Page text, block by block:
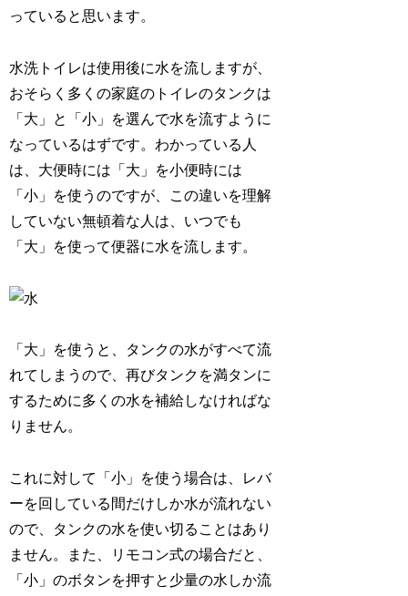
っていると思います。
水洗トイレは使用後に水を流しますが、
おそらく多くの家庭のトイレのタンクは
「大」と「小」を選んで水を流すように
なっているはずです。わかっている人
は、大便時には「大」を小便時には
「小」を使うのですが、この違いを理解
していない無頓着な人は、いつでも
「大」を使って便器に水を流します。
「大」を使うと、タンクの水がすべて流
れてしまうので、再びタンクを満タンに
するために多くの水を補給しなければな
りません。
これに対して「小」を使う場合は、レバ
ーを回している間だけしか水が流れない
ので、タンクの水を使い切ることはあり
ません。また、リモコン式の場合だと、
「小」のボタンを押すと少量の水しか流